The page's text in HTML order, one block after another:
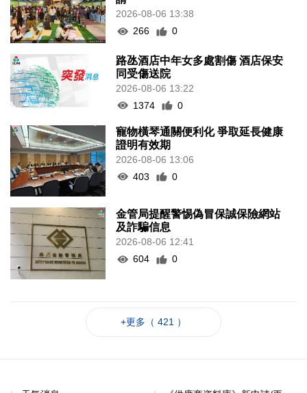
2026-08-06 13:38
266
0
路氹酒店中年女多處割傷 酒店保安
同受傷送院
2026-08-06 13:22
1374
0
寵物橫琴通關便利化 爭取延長健康
證明有效期
2026-08-06 13:06
403
0
金管局提醒警惕偽冒保誠保險網站
及詐騙信息
2026-08-06 12:41
604
0
+更多（ 421 ）